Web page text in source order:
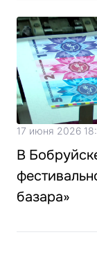
17 июня 2026
В
базара»